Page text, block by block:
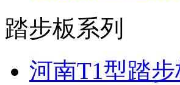
踏步板系列
河南T1型踏步